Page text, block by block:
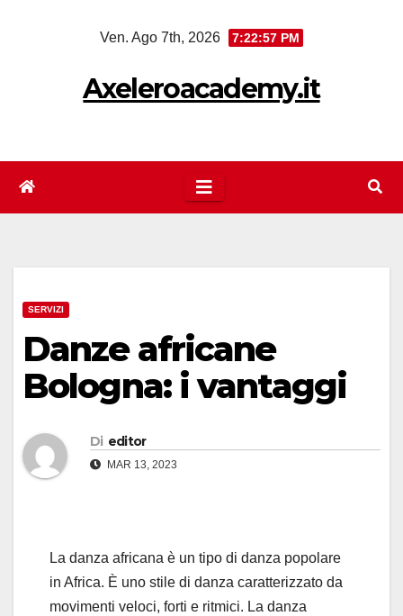
Ven. Ago 7th, 2026 7:22:57 PM
Axeleroacademy.it
SERVIZI
Danze africane
Bologna: i vantaggi
Di editor
MAR 13, 2023
La danza africana è un tipo di danza popolare
in Africa. È uno stile di danza caratterizzato da
movimenti veloci, forti e ritmici. La danza